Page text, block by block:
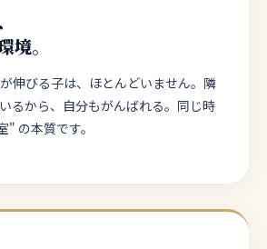
境。
伸びる子は、ほとんどいません。隣
るから、自分もがんばれる。同じ時
の本質です。